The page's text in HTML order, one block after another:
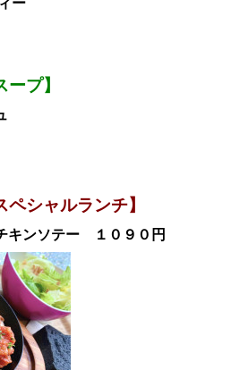
ー
ープ】
ペシャルランチ】
キンソテー １０９０ 円